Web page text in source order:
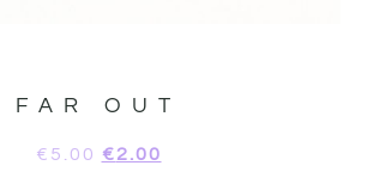
FAR OUT
€ 5.00 €2.00